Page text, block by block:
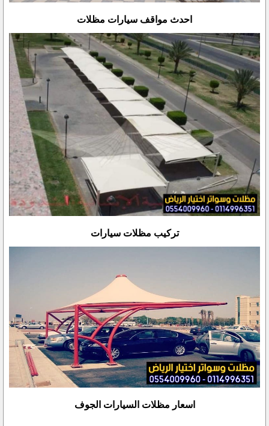
احدث مواقف سيارات مظلات
تركيب مظلات سيارات
اسعار مظلات السيارات الجوف